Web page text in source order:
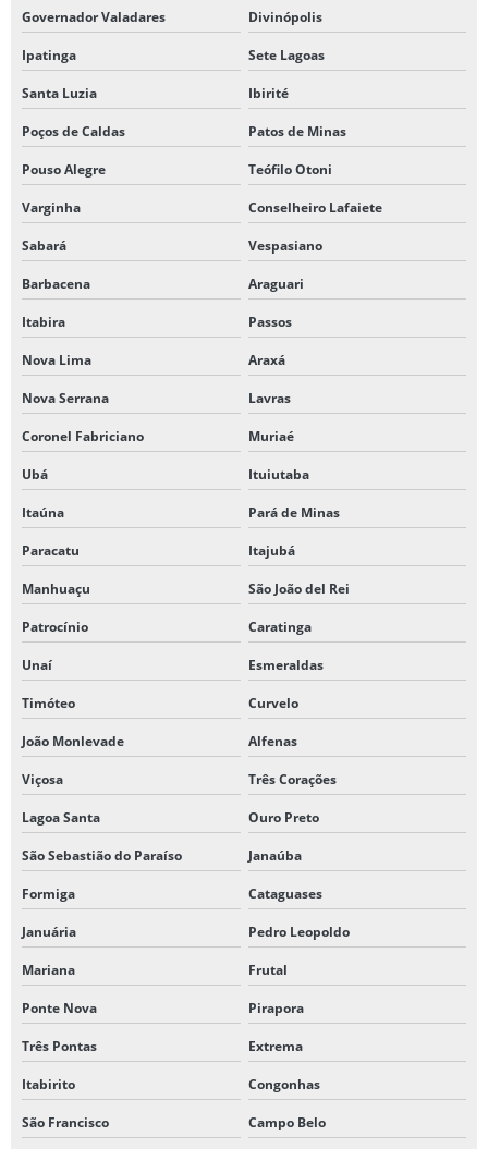
Governador Valadares Divinópolis
Ipatinga Sete Lagoas
Santa Luzia Ibirité
Poços de Caldas Patos de Minas
Pouso Alegre Teófilo Otoni
Varginha Conselheiro Lafaiete
Sabará Vespasiano
Barbacena Araguari
Itabira Passos
Nova Lima Araxá
Nova Serrana Lavras
Coronel Fabriciano Muriaé
Ubá Ituiutaba
Itaúna Pará de Minas
Paracatu Itajubá
Manhuaçu São João del Rei
Patrocínio Caratinga
Unaí Esmeraldas
Timóteo Curvelo
João Monlevade Alfenas
Viçosa Três Corações
Lagoa Santa Ouro Preto
São Sebastião do Paraíso Janaúba
Formiga Cataguases
Januária Pedro Leopoldo
Mariana Frutal
Ponte Nova Pirapora
Três Pontas Extrema
Itabirito Congonhas
São Francisco Campo Belo